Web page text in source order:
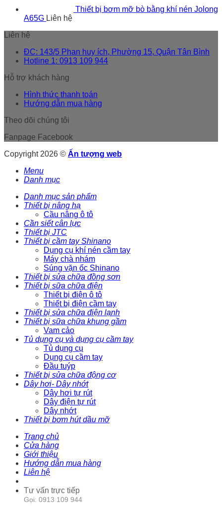
Thiết bị bơm mỡ bò bằng khí nén Jolong
A65G Liên hệ
Liên hệ
ĐC: 143/5 Phan huy ích, Phường 15, Quận Tân Bình
Hotline 1: 0913 109 944
Hỗ trợ khách hàng
Hình thức thanh toán
Hướng dẫn mua hàng
Theo dõi chúng tôi
Fanpage Facebook
Copyright 2026 © Ấn tượng web
Menu
Danh mục
Danh mục sản phẩm
Thiết bị nâng hạ
Cầu nâng ô tô
Cần siết cân lực
Thiết bị JTC
Thiết bị cầm tay Shinano
Dụng cụ khí nén cầm tay
Máy chà nhám
Súng vặn ốc Shinano
Thiết bị sửa chữa đồng sơn
Thiết bị sữa chữa điện
Thiết bị điện ô tô
Thiết bị điện cầm tay
Thiết bị sửa chữa điện lạnh
Thiết bị sữa chữa khung gầm
Vam cảo
Tủ dụng cụ và dụng cụ cầm tay
Tủ dụng cụ
Dụng cụ cầm tay
Đầu tuýp
Thiết bị sửa chữa động cơ
Dây hơi- Dây nhớt
Dây hơi tự rút
Dây điện tự rút
Dây nhớt
Thiết bị bơm hút dầu mỡ
Trang chủ
Cửa hàng
Giới thiệu
Hướng dẫn mua hàng
Liên hệ
Tư vấn trực tiếp
Gọi: 0913 109 944